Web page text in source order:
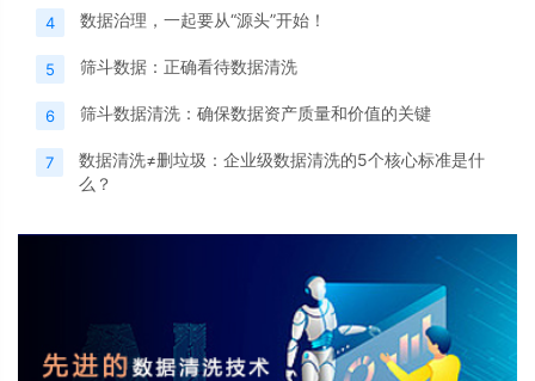
4 数据治理，一起要从“源头”开始！
5 筛斗数据：正确看待数据清洗
6 筛斗数据清洗：确保数据资产质量和价值的关键
7
数据清洗≠删垃圾：企业级数据清洗的5个核心标准是什
么？